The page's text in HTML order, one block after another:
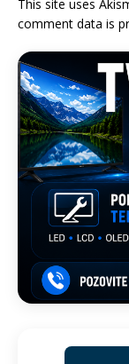
This site uses
comment data is